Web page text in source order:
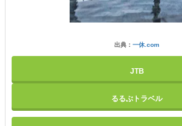
出典： 一休.com
JTB
るるぶトラベル